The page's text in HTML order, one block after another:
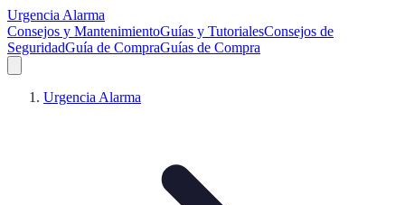
Urgencia Alarma
Consejos y MantenimientoGuías y TutorialesConsejos de
SeguridadGuía de CompraGuías de Compra
Urgencia Alarma